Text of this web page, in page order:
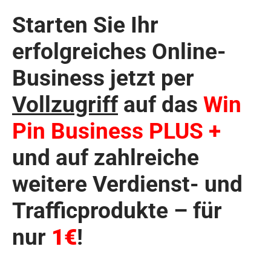
Starten Sie Ihr
erfolgreiches Online-
Business jetzt per
Vollzugriffauf das Win
Pin Business PLUS +
und auf zahlreiche
weitere Verdienst- und
Trafficprodukte – für
nur 1€!